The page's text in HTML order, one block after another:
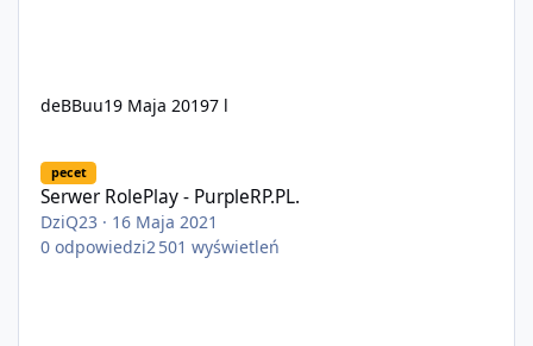
deBBuu19 Maja 20197 l
pecet
Serwer RolePlay - PurpleRP.PL.
DziQ23 · 16 Maja 2021
0 odpowiedzi2 501 wyświetleń